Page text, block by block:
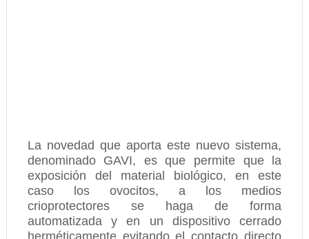
La novedad que aporta este nuevo sistema,
denominado GAVI, es que permite que la
exposición del material biológico, en este
caso los ovocitos, a los medios
crioprotectores se haga de forma
automatizada y en un dispositivo cerrado
herméticamente evitando el contacto directo